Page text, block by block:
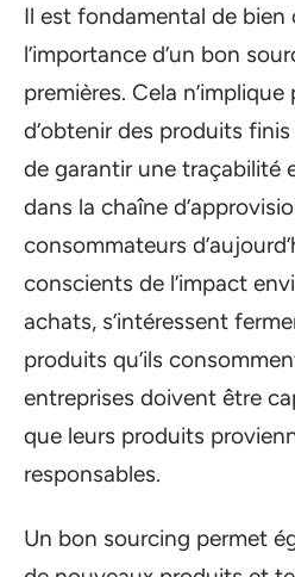
Il est fondamental de bien
l’importance d’un bon
premières. Cela
d’obtenir des produits
de garantir une traçabilité
dans la chaîne
consommateurs
conscients de l’impact
achats, s’intéressent
produits qu’ils
entreprises doivent être
que leurs produits
responsables.
Un bon sourcing permet